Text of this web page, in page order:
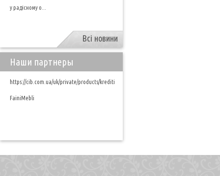
у радісному о...
Всі новини
Наши партнеры
https://cib.com.ua/uk/private/products/krediti
FainiMebli